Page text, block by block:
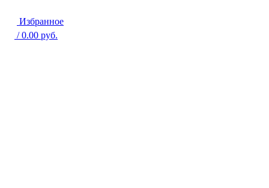
Избранное
/ 0.00 руб.